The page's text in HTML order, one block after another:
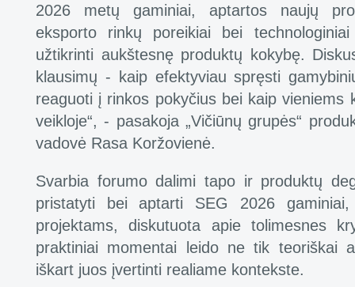
2026 metų gaminiai, aptartos naujų
eksporto rinkų poreikiai bei
užtikrinti aukštesnę produktų kokybę.
klausimų - kaip efektyviau spręsti
reaguoti į rinkos pokyčius bei kaip vieniems
veikloje“, - pasakoja „Vičiūnų grupės“
vadovė Rasa Koržovienė.
Svarbia forumo dalimi tapo ir produktų
pristatyti bei aptarti SEG 2026
projektams, diskutuota apie tolimesnes
praktiniai momentai leido ne tik teoriškai
iškart juos įvertinti realiame kontekste.